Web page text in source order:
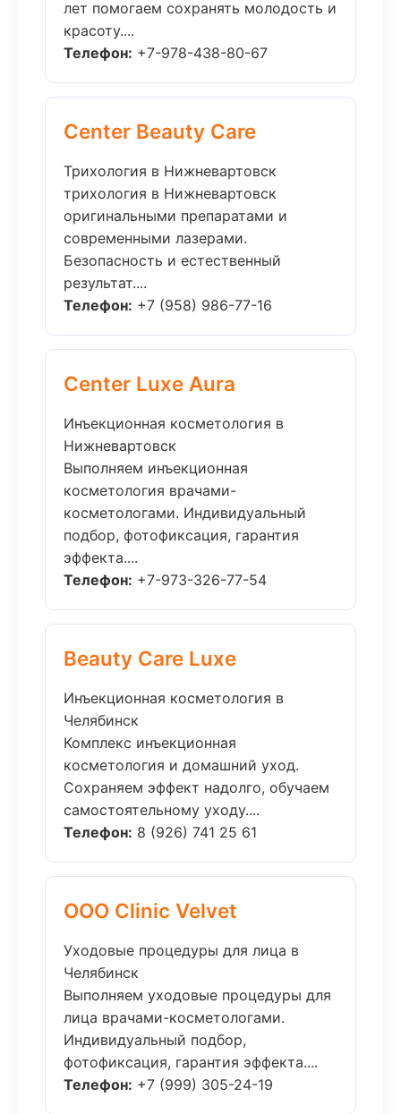
лет помогаем сохранять молодость и
красоту....
Телефон: +7-978-438-80-67
Center Beauty Care
Трихология в Нижневартовск
трихология в Нижневартовск
оригинальными препаратами и
современными лазерами.
Безопасность и естественный
результат....
Телефон: +7 (958) 986-77-16
Center Luxe Aura
Инъекционная косметология в
Нижневартовск
Выполняем инъекционная
косметология врачами-
косметологами. Индивидуальный
подбор, фотофиксация, гарантия
эффекта....
Телефон: +7-973-326-77-54
Beauty Care Luxe
Инъекционная косметология в
Челябинск
Комплекс инъекционная
косметология и домашний уход.
Сохраняем эффект надолго, обучаем
самостоятельному уходу....
Телефон: 8 (926) 741 25 61
ООО Clinic Velvet
Уходовые процедуры для лица в
Челябинск
Выполняем уходовые процедуры для
лица врачами-косметологами.
Индивидуальный подбор,
фотофиксация, гарантия эффекта....
Телефон: +7 (999) 305-24-19